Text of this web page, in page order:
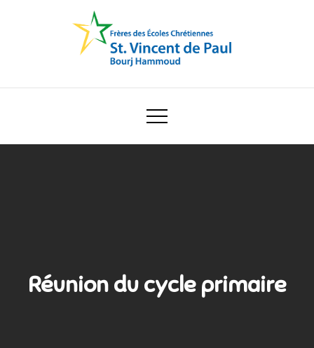
Ecole Saint Vincent de Paul
Réunion du cycle primaire